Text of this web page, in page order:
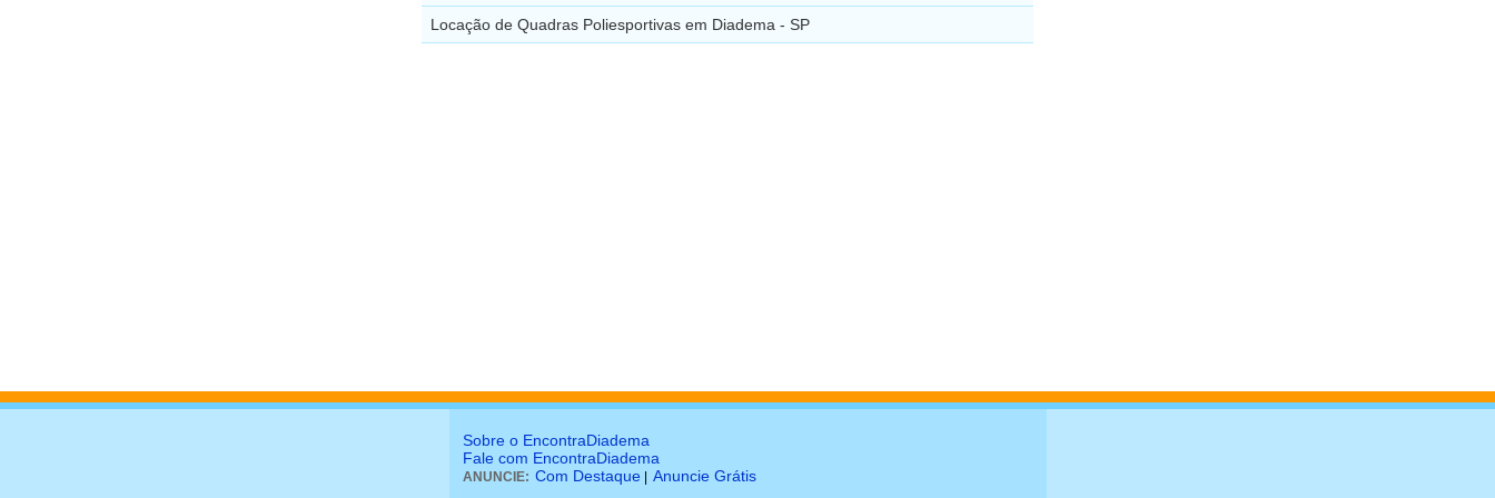
Locação de Quadras Poliesportivas em Diadema - SP
Sobre o EncontraDiadema
Fale com EncontraDiadema
ANUNCIE: Com Destaque Anuncie Grátis